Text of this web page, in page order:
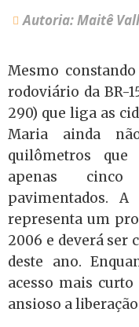
Autoria: Maitê
Mesmo
rodoviário da BR-
290) que liga as
Maria ainda
quilômetros
apenas
pavimentados.
representa um
2006 e deverá ser
deste ano.
acesso mais
ansioso a